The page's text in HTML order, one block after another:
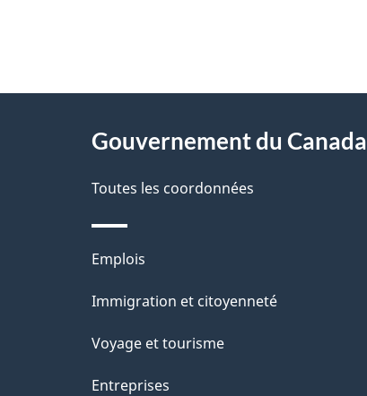
D
é
t
a
i
l
d
e
l
Gouvernement du Canada
Toutes les coordonnées
Thèmes
et
Emplois
Immigration et citoyenneté
Voyage et tourisme
Entreprises